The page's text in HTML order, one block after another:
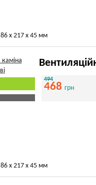
х 217 х 45 мм
494
468 грн
х 217 х 45 мм